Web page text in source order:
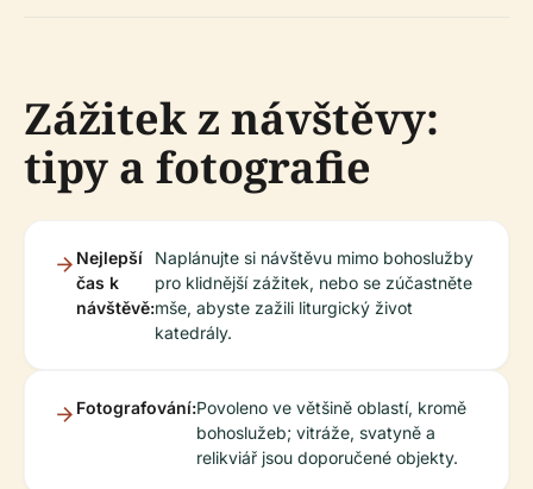
Zážitek z návštěvy:
tipy a fotografie
Nejlepší
čas k
návštěvě:
Naplánujte si návštěvu mimo bohoslužby
pro klidnější zážitek, nebo se zúčastněte
mše, abyste zažili liturgický život
katedrály.
Fotografování:Povoleno ve většině oblastí, kromě
bohoslužeb; vitráže, svatyně a
relikviář jsou doporučené objekty.